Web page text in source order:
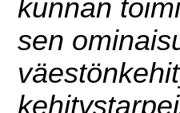
kunnan
sen